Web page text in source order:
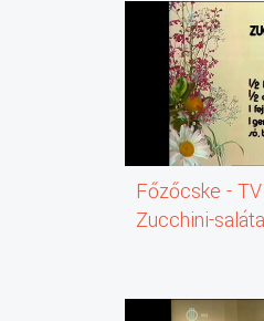
amelyik nem a
hanem a táncosnő,
és rettentő büszke
mert igazi kánkánt is
És én ezt nem tudtam
- Neked fogyókúrázni
úgyhogy ezt meg
viszont főzni kiválóan
Ezt a mamád
ismerőseid.
- Örülök, ha ez a hír járja,
azonkívül az
Főzőcske -
Zucchini-saláta